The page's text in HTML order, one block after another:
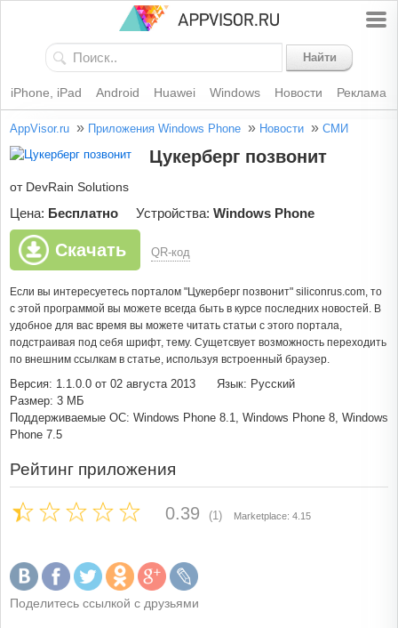
Найти
iPhone, iPad Android Huawei Windows Новости Реклама
AppVisor.ru » Приложения Windows Phone » Новости » СМИ
Цукерберг позвонит
от DevRain Solutions
Цена: Бесплатно Устройства: Windows Phone
Скачать QR-код
Если вы интересуетесь порталом "Цукерберг позвонит" siliconrus.com, то
с этой программой вы можете всегда быть в курсе последних новостей. В
удобное для вас время вы можете читать статьи с этого портала,
подстраивая под себя шрифт, тему. Сущетсвует возможность переходить
по внешним ссылкам в статье, используя встроенный браузер.
Версия: 1.1.0.0 от 02 августа 2013
Язык: Русский
Размер: 3 МБ
Поддерживаемые ОС: Windows Phone 8.1, Windows Phone 8, Windows
Phone 7.5
Рейтинг приложения
0.39 (1) Marketplace: 4.15
Поделитесь ссылкой с друзьями